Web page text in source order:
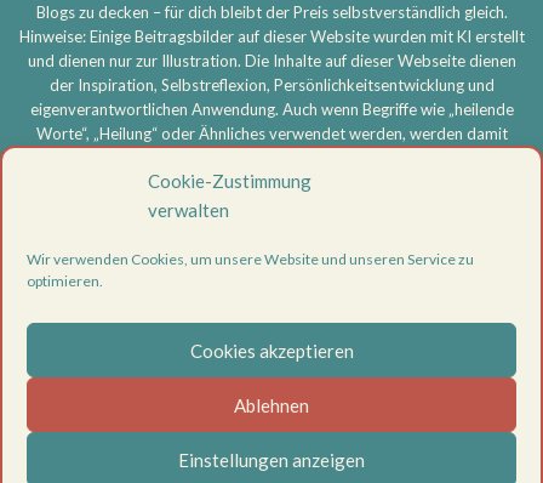
Cookie-Zustimmung
verwalten
Wir verwenden Cookies, um unsere Website und unseren Service zu
optimieren.
Cookies akzeptieren
Ablehnen
Einstellungen anzeigen
Blogs zu decken – für dich bleibt der Preis selbstverständlich gleich.
Hinweise: Einige Beitragsbilder auf dieser Website wurden mit KI erstellt
und dienen nur zur Illustration. Die Inhalte auf dieser Webseite dienen
der Inspiration, Selbstreflexion, Persönlichkeitsentwicklung und
eigenverantwortlichen Anwendung. Auch wenn Begriffe wie „heilende
Worte“, „Heilung“ oder Ähnliches verwendet werden, werden damit
getroffen und keine Heilversprechen gegeben. Meine Inhalte ersetzen
keine ärztliche, psychotherapeutische oder sonstige professionelle
psychischen Beschwerden oder ernsthaften Problemen wende dich
bitte an eine entsprechend qualifizierte Fachperson. Die Nutzung aller
Datenschutzerklärung
Cookie-Richtlinie (EU)